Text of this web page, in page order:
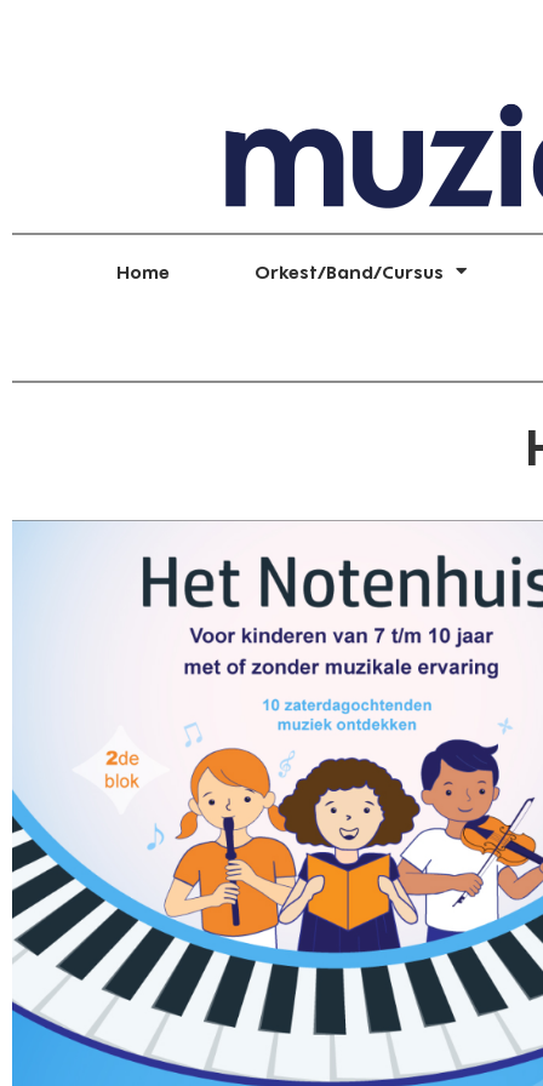
Home Orkest/Band/Cursus